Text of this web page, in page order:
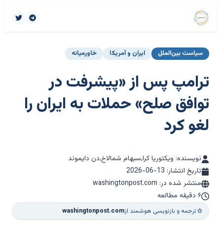
سیاست بین‌الملل ایران و آمریکا خاورمیانه
ترامپ پس از «پیشرفت در
توافق صلح» حملات به ایران را
لغو کرد
نویسنده: ویکتوریا کرا,سیهام شمالاخ,دن دایموند
تاریخ انتشار: 2026-06-13
منتشر شده در: washingtonpost.com
۶ دقیقه مطالعه
ترجمه و بازنویسی هوشمند ازwashingtonpost.com